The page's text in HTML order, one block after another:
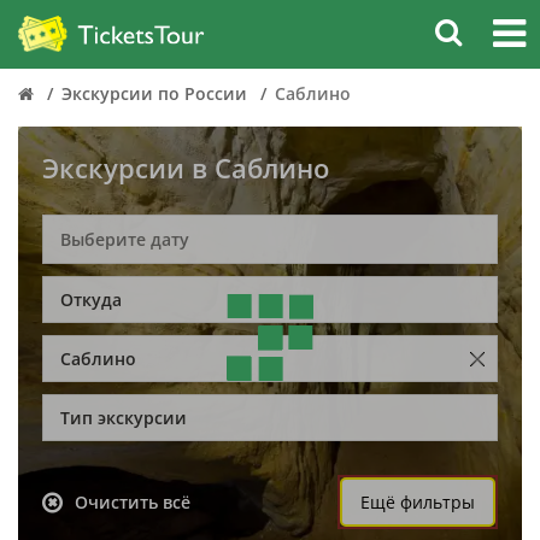
Экскурсии по России Саблино
Экскурсии в Саблино
Откуда
Саблино
Тип экскурсии
Очистить всё Ещё фильтры